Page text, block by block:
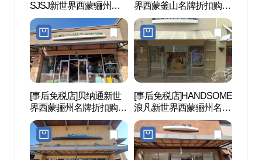
SJSJ新世界西蒙骊州名
牌折扣购物中心(에스제
이에스제이 신세계사이
먼프리미엄아울렛 여주
점)
界西蒙釜山名牌折扣购物
中心骊州店(헤지스 신세
계사이먼프리미엄아울렛
여주점)
[事后免税店]贝纳通新世
界西蒙骊州名牌折扣购物
中心(베네통 신세계사이
먼프리미엄아울렛 여주
점)
[事后免税店]HANDSOME
浪凡新世界西蒙骊州名牌
折扣购物中心(랑방 신세
계사이먼프리미엄아울렛
여주점)